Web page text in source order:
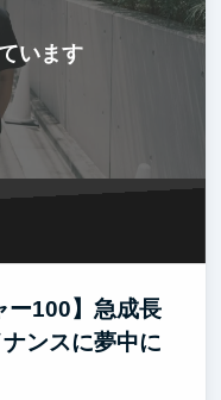
います
ー100】急成長
ンスに夢中に